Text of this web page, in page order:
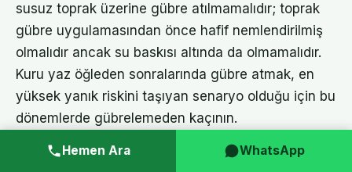
susuz toprak üzerine gübre atılmamalıdır; toprak
gübre uygulamasından önce hafif nemlendirilmiş
olmalıdır ancak su baskısı altında da olmamalıdır.
Kuru yaz öğleden sonralarında gübre atmak, en
yüksek yanık riskini taşıyan senaryo olduğu için bu
dönemlerde gübrelemeden kaçının.
Hemen Ara WhatsApp